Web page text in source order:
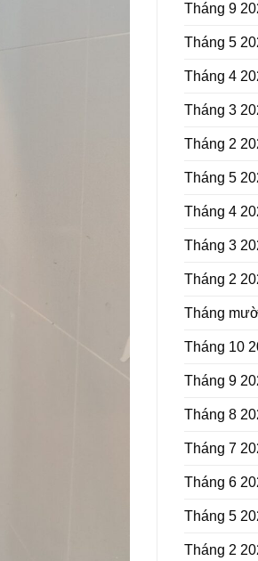
Tháng 9
Tháng 5
Tháng 4
Tháng 3
Tháng 2
Tháng 5
Tháng 4
Tháng 3
Tháng 2
Tháng
Tháng 10
Tháng 9
Tháng 8
Tháng 7
Tháng 6
Tháng 5
Tháng 2